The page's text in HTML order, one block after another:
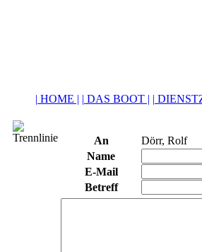
| HOME | | DAS BOOT | |
An
Dörr, Rolf
Name
E-Mail
Betreff